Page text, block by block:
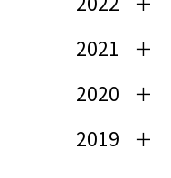
2021
2020
2019